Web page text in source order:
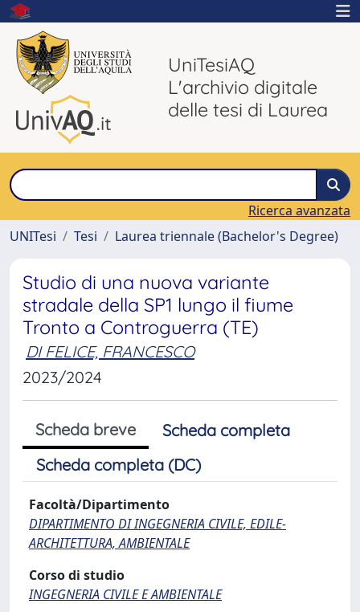
UniTesiAQ
L'archivio digitale
delle tesi di Laurea
Ricerca avanzata
UNITesi
Tesi Laurea triennale (Bachelor's Degree)
Studio di una nuova variante
stradale della SP1 lungo il fiume
Tronto a Controguerra (TE)
DI FELICE, FRANCESCO
2023/2024
Scheda breve
Scheda completa
Scheda completa (DC)
Facoltà/Dipartimento
DIPARTIMENTO DI INGEGNERIA CIVILE, EDILE-
ARCHITETTURA, AMBIENTALE
Corso di studio
INGEGNERIA CIVILE E AMBIENTALE